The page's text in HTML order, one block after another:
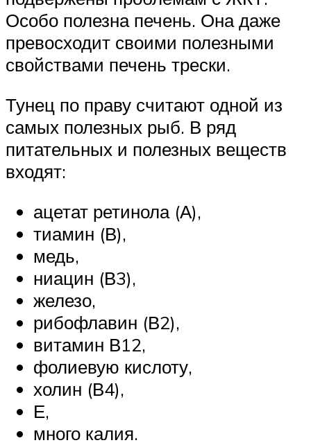
Особо полезна печень. Она даже
превосходит своими полезными
свойствами печень трески.
Тунец по праву считают одной из
самых полезных рыб. В ряд
питательных и полезных веществ
входят:
ацетат ретинола (А),
тиамин (В),
медь,
ниацин (В3),
железо,
рибофлавин (В2),
витамин В12,
фолиевую кислоту,
холин (В4),
Е,
много калия.